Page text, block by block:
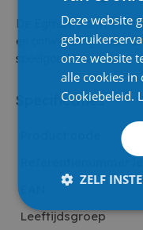
De Egmont
en ontwikkeling in een
speelgoedontwerp.
Specificaties
Leeftijdsgroep
Deze website
onze website
alle cookies in
Cookiebeleid.
ZELF